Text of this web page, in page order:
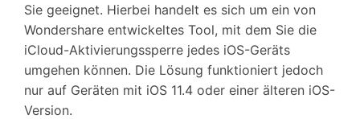
Sie geeignet. Hierbei handelt es sich um ein von
Wondershare entwickeltes Tool, mit dem Sie die
iCloud-Aktivierungssperre jedes iOS-Geräts
umgehen können. Die Lösung funktioniert jedoch
nur auf Geräten mit iOS 11.4 oder einer älteren iOS-
Version.